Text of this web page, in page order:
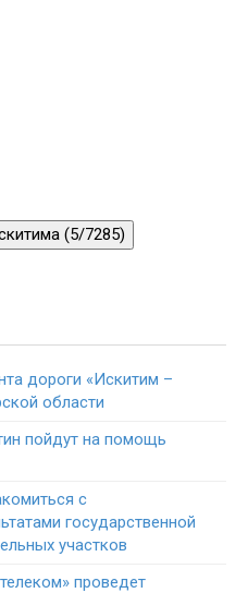
(5/7285)
дороги «Искитим –
области
пойдут на помощь
с
государственной
участков
проведет